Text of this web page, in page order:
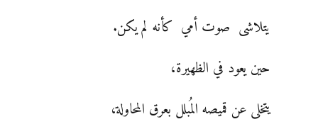
يتلاشى صوت أمي كأنه لم يكن.
حين يعود في الظهيرة،
يتخلى عن قميصه المُبلل بعرق المحاولة،